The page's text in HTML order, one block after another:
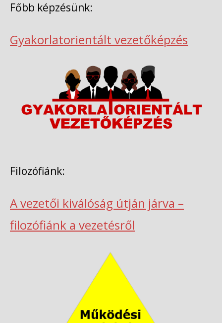
Főbb képzésünk:
Gyakorlatorientált vezetőképzés
Filozófiánk:
A vezetői kiválóság útján járva –
filozófiánk a vezetésről